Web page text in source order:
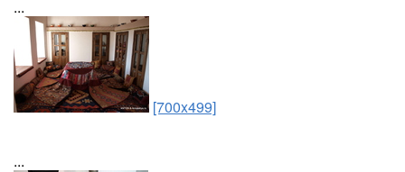
...
[700x499]
...